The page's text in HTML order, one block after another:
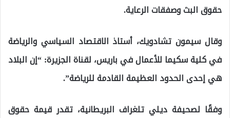
حقوق البث وصفقات الرعاية.
وقال سيمون تشادويك، أستاذ الاقتصاد السياسي والرياضة
في كلية سكيما للأعمال في باريس، لقناة الجزيرة: “إن البلاد
هي إحدى الحدود العظيمة القادمة للرياضة”.
وفقًا لصحيفة ديلي تلغراف البريطانية، تقدر قيمة حقوق